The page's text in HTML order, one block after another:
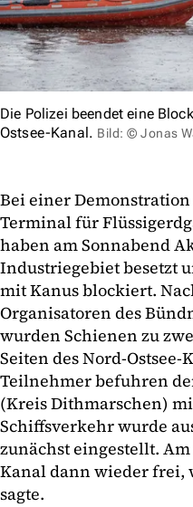
Die Polizei beendet eine
Ostsee-Kanal. Bild: © Jonas
Bei einer
Terminal für
haben am Sonnabend
Industriegebiet besetzt
mit Kanus blockiert.
Organisatoren des
wurden Schienen zu
Seiten des Nord-
Teilnehmer befuhren
(Kreis Dithmarschen)
Schiffsverkehr wurde
zunächst eingestellt.
Kanal dann wieder frei,
sagte.